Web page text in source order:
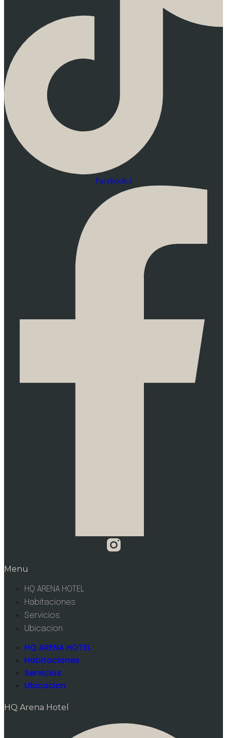
Facebook-f
Menu
HQ ARENA HOTEL
Habitaciones
Servicios
Ubicacion
HQ ARENA HOTEL
Habitaciones
Servicios
Ubicacion
HQ Arena Hotel